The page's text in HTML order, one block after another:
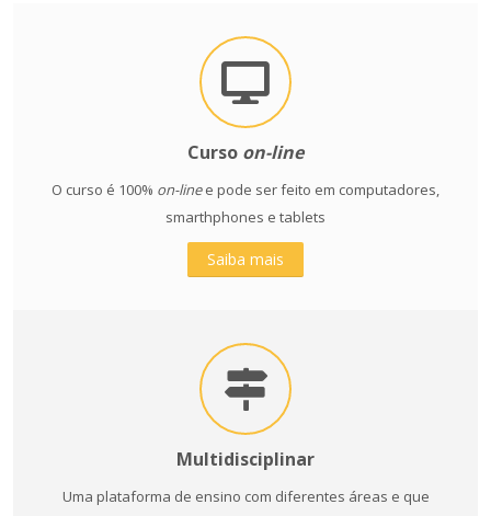
Curso on-line
O curso é 100% on-linee pode ser feito em computadores,
smarthphones e tablets
Saiba mais
Multidisciplinar
Uma plataforma de ensino com diferentes áreas e que